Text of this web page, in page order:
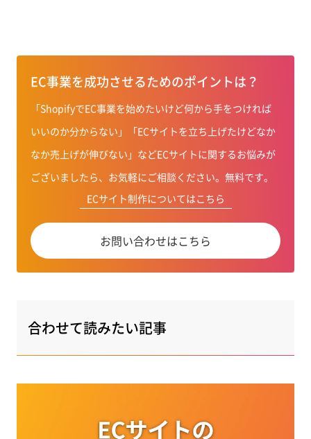
EC事業を成功させるためのポイントは？
「ShopifyでEC事業を始めたいけど何から手をつければ
いいのか分からない」「ECサイトを立ち上げたけどなか
なか売上げが伸びない」などECサイトに関するお悩みが
ございましたら、お気軽にご相談ください。無料です。
ECサイト制作についてはこちら
お問い合わせはこちら
合わせて読みたい記事